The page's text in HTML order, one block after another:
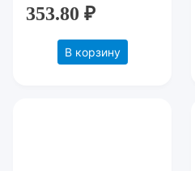
353.80 ₽
В корзину